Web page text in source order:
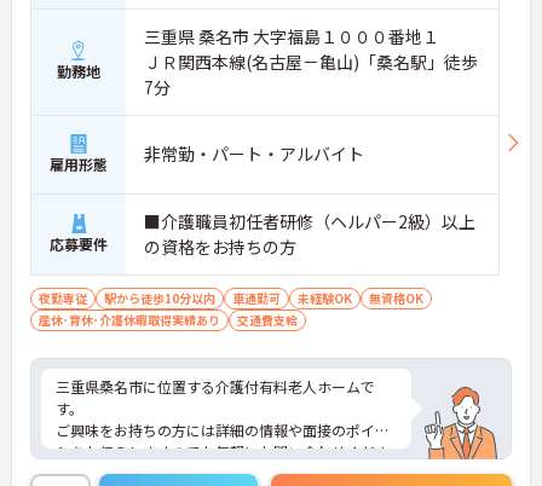
勤務地
三重県 桑名市 大字福島１０００番地１
ＪＲ関西本線(名古屋－亀山)「桑名駅」徒歩
7分
雇用形態 非常勤・パート・アルバイト
応募要件
■介護職員初任者研修（ヘルパー2級）以上
の資格をお持ちの方
夜勤専従 駅から徒歩10分以内 車通勤可 未経験OK
無資格OK
産休･育休･介護休暇取得実績あり
交通費支給
三重県桑名市に位置する介護付有料老人ホームで
す。
ご興味をお持ちの方には詳細の情報や面接のポイン
トをお伝えしますのでお気軽にお問い合わせくださ
いませ。